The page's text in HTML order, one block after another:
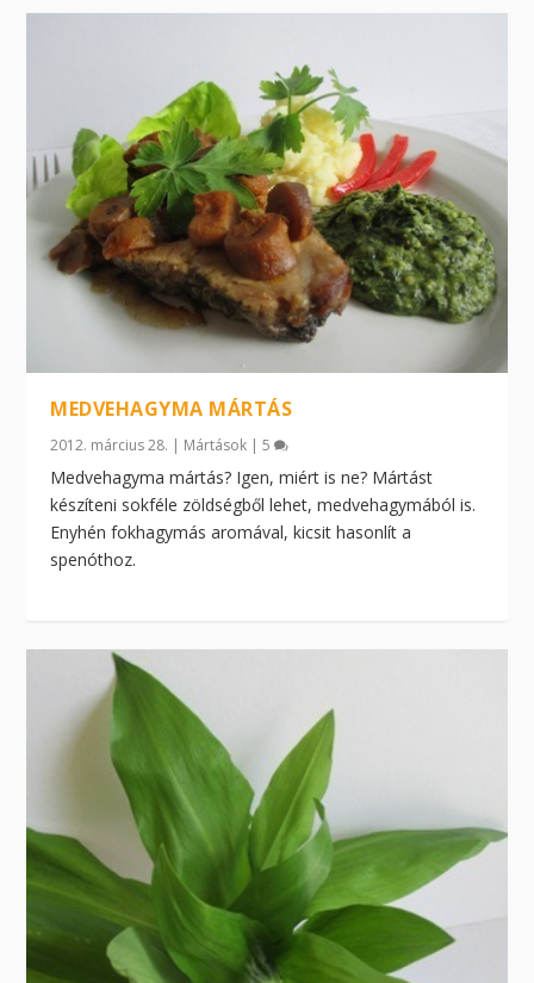
MEDVEHAGYMA MÁRTÁS
2012. március 28. | Mártások |5
Medvehagyma mártás? Igen, miért is ne? Mártást
készíteni sokféle zöldségből lehet, medvehagymából is.
Enyhén fokhagymás aromával, kicsit hasonlít a
spenóthoz.